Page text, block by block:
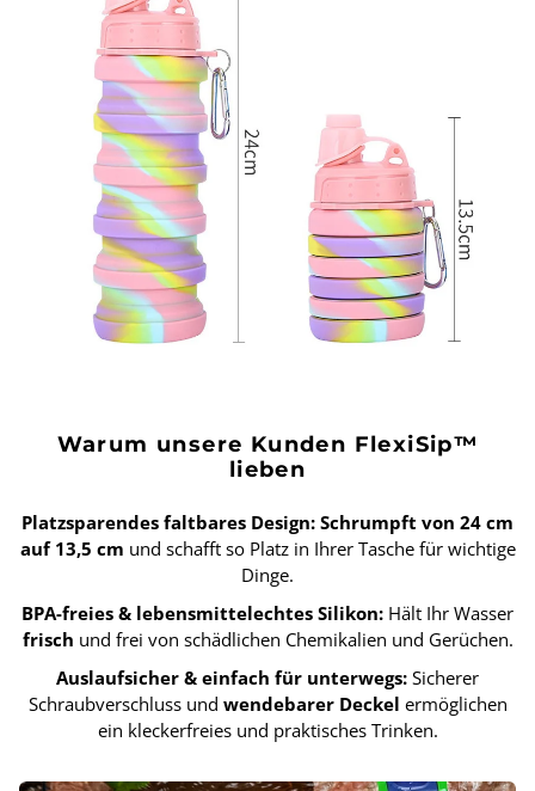
Warum unsere Kunden FlexiSip™
lieben
Platzsparendes faltbares Design: Schrumpft von 24 cm
auf 13,5 cm und schafft so Platz in Ihrer Tasche für wichtige
Dinge.
BPA-freies & lebensmittelechtes Silikon: Hält Ihr Wasser
frisch und frei von schädlichen Chemikalien und Gerüchen.
Auslaufsicher & einfach für unterwegs: Sicherer
Schraubverschluss und wendebarer Deckel ermöglichen
ein kleckerfreies und praktisches Trinken.